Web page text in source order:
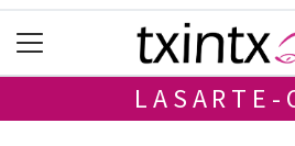
LASARTE-